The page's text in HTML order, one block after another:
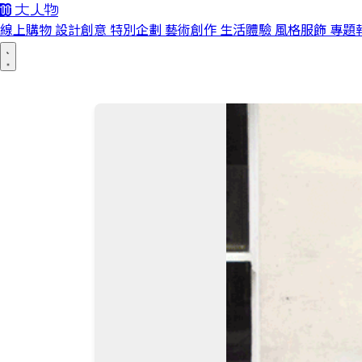
線上購物 設計創意 特別企劃 藝術創作 生活體驗 風格服飾 專題